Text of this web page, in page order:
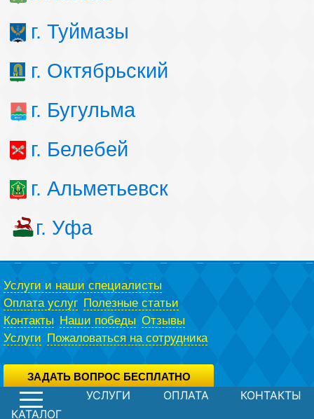
г. Туймазы
г. Октябрьский
г. Бугульма
г. Белебей
г. Альметьевск
г. Уфа
Услуги и наши специалисты
Оплата услуг Полезные статьи
Контакты Наши победы Отзывы
Услуги Пожаловаться на сотрудника
ЗАДАТЬ ВОПРОС БЕСПЛАТНО
Вы можете задать вопрос юристу абсолютно бесплатно,
воспользовавшись специальной формой.
Политика конфиденциальности
УСЛУГИ ОПЛАТА КОНТАКТЫ